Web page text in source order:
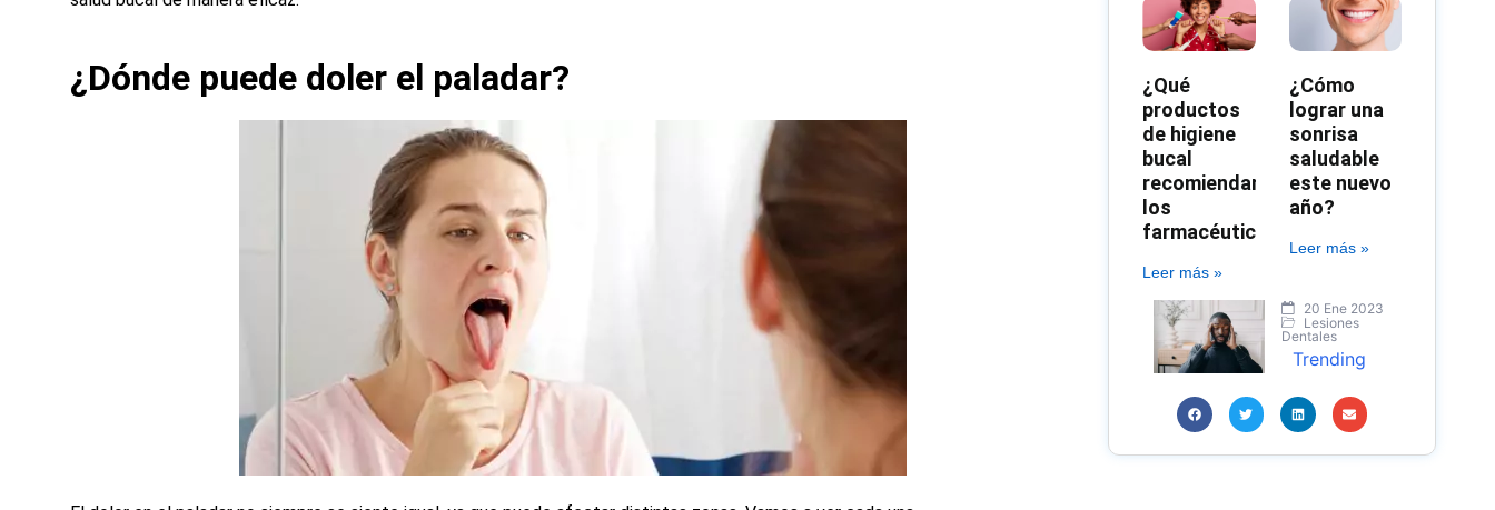
¿Dónde puede doler el paladar?
¿Qué
productos
de higiene
bucal
recomiendan
los
farmacéuticos?
Leer más »
¿Cómo
lograr una
sonrisa
saludable
este nuevo
año?
Leer más »
20 Ene 2023
Lesiones
Dentales
Trending